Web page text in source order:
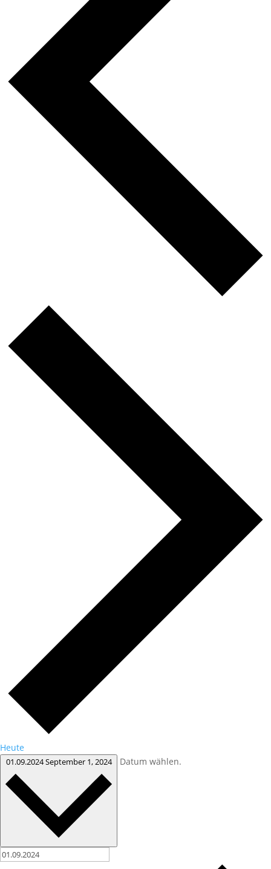
Heute
01.09.2024September 1, 2024 Datum wählen.